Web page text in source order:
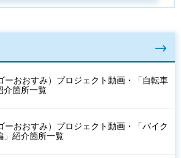
ーおおすみ）プロジェクト動画・「自転車
介箇所一覧
ーおおすみ）プロジェクト動画・「バイク
」紹介箇所一覧